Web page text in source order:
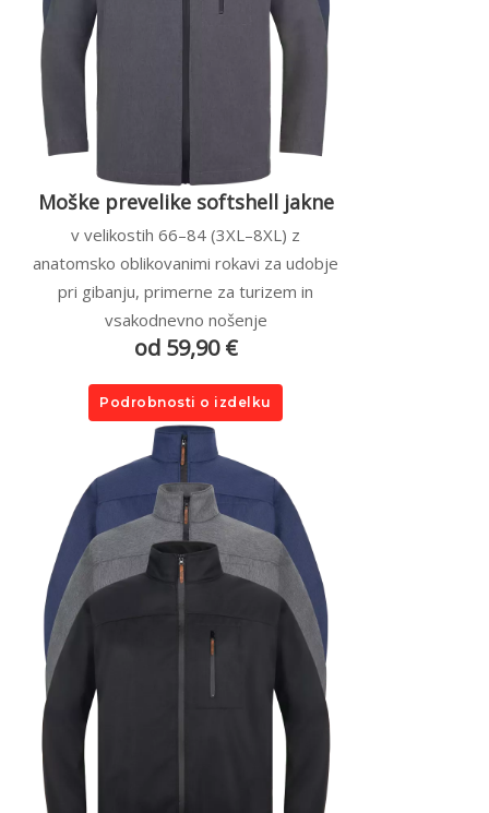
Moške prevelike softshell jakne
v velikostih 66–84 (3XL–8XL) z
anatomsko oblikovanimi rokavi za udobje
pri gibanju, primerne za turizem in
vsakodnevno nošenje
od 59,90 €
Podrobnosti o izdelku